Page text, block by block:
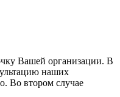
Вашей организации. В
наших
Во втором случае